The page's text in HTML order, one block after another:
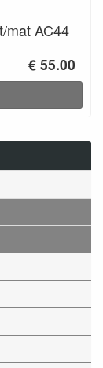
mat AC44
€ 55.00